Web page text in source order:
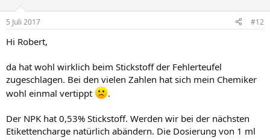
5 Juli 2017 #12
Hi Robert,
da hat wohl wirklich beim Stickstoff der Fehlerteufel
zugeschlagen. Bei den vielen Zahlen hat sich mein Chemiker
wohl einmal vertippt
.
Der NPK hat 0,53% Stickstoff. Werden wir bei der nächsten
Etikettencharge natürlich abändern. Die Dosierung von 1 ml